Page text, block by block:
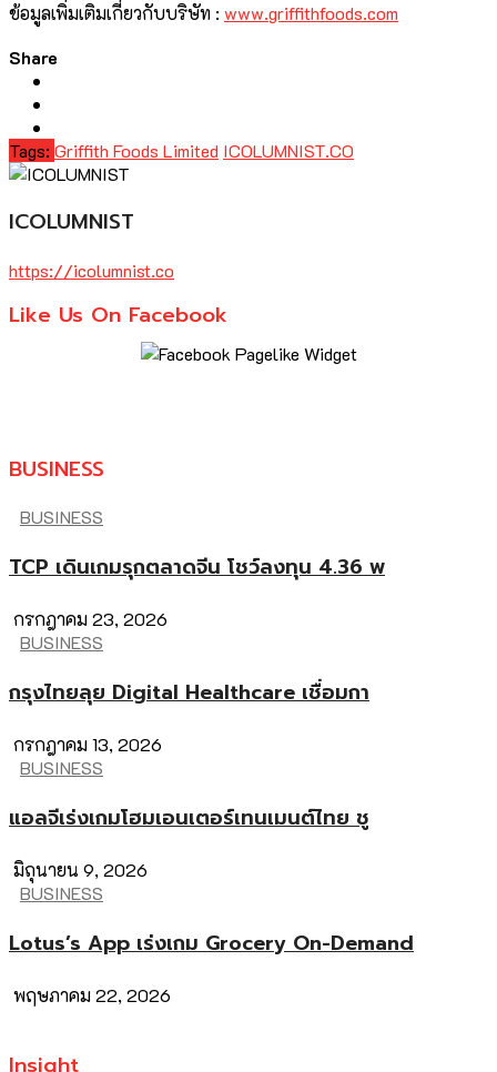
ข้อมูลเพิ่มเติมเกี่ยวกับบริษัท : www.griffithfoods.com
Share
Tags: Griffith Foods Limited ICOLUMNIST.CO
ICOLUMNIST
https://icolumnist.co
Like Us On Facebook
BUSINESS
BUSINESS
TCP เดินเกมรุกตลาดจีน โชว์ลงทุน 4.36 พ
กรกฎาคม 23, 2026
BUSINESS
กรุงไทยลุย Digital Healthcare เชื่อมกา
กรกฎาคม 13, 2026
BUSINESS
แอลจีเร่งเกมโฮมเอนเตอร์เทนเมนต์ไทย ชู
มิถุนายน 9, 2026
BUSINESS
Lotus’s App เร่งเกม Grocery On-Demand
พฤษภาคม 22, 2026